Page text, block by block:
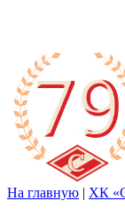
На главную | ХК